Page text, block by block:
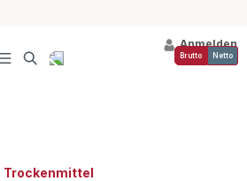
Anmelden
Brutto Netto
Trockenmittel